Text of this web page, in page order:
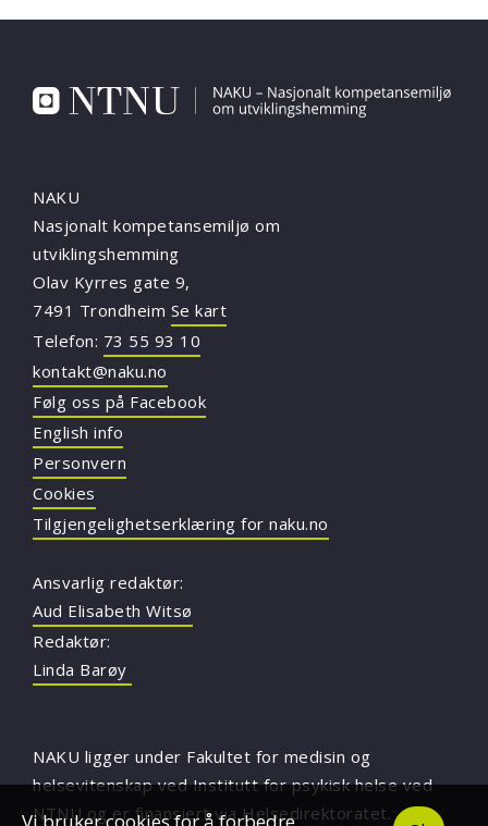
NAKU
Nasjonalt kompetansemiljø om
utviklingshemming
Olav Kyrres gate 9,
7491 Trondheim Se kart
Telefon: 73 55 93 10
kontakt@naku.no
Følg oss på Facebook
English info
Personvern
Cookies
Tilgjengelighetserklæring for naku.no
Ansvarlig redaktør:
Aud Elisabeth Witsø
Redaktør:
Linda Barøy
NAKU ligger under Fakultet for medisin og
helsevitenskap ved Institutt for psykisk helse ved
NTNU og er finansiert via Helsedirektoratet.